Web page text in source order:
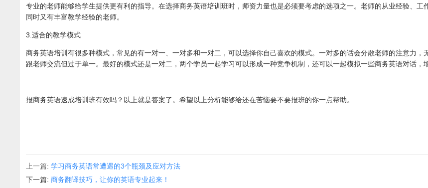
专业的老师能够给学生提供更有利的指导。在选择商务英语培训班时，师资力量也是必须要考虑的选项之一。老师的从业经验、
同时又有丰富教学经验的老师。
3.适合的教学模式
商务英语培训有很多种模式，常见的有一对一、一对多和一对二，可以选择你自己喜欢的模式。一对多的话会分散老师的注意力
跟老师交流但过于单一。最好的模式还是一对二，两个学员一起学习可以形成一种竞争机制，还可以一起模拟一些商务英语对话，
报商务英语速成培训班有效吗？以上就是答案了。希望以上分析能够给还在苦恼要不要报班的你一点帮助。
上一篇:学习商务英语常遭遇的3个瓶颈及应对方法
下一篇:商务翻译技巧，让你的英语专业起来！